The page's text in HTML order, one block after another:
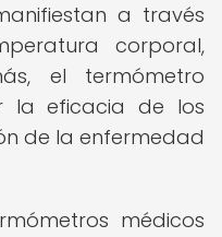
a través
corporal,
el termómetro
la eficacia de los
de la enfermedad
médicos